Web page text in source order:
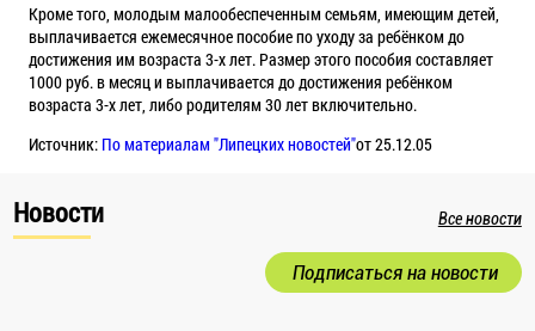
Кроме того, молодым малообеспеченным семьям, имеющим детей,
выплачивается ежемесячное пособие по уходу за ребёнком до
достижения им возраста 3-х лет. Размер этого пособия составляет
1000 руб. в месяц и выплачивается до достижения ребёнком
возраста 3-х лет, либо родителям 30 лет включительно.
Источник: По материалам "Липецких новостей"от 25.12.05
Новости Все новости
Подписаться на новости